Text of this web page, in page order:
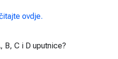
ovdje.
B, C i D uputnice?